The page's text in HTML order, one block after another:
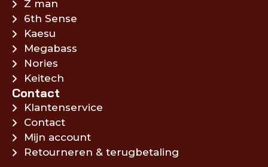
Z man
6th Sense
Kaesu
Megabass
Nories
Keitech
Contact
Klantenservice
Contact
Mijn account
Retourneren & terugbetaling